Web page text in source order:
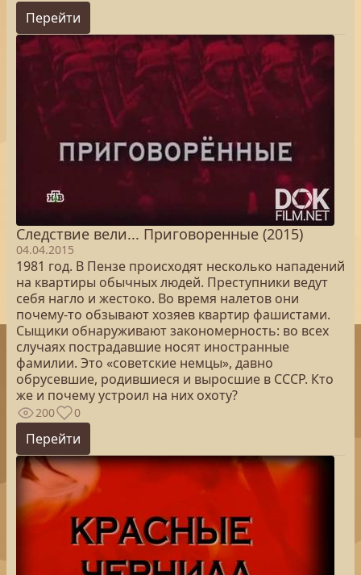
Перейти
Следствие вели... Приговоренные (2015)
04.04.2015
1981 год. В Пензе происходят несколько нападений
на квартиры обычных людей. Преступники ведут
себя нагло и жестоко. Во время налетов они
почему-то обзывают хозяев квартир фашистами.
Сыщики обнаруживают закономерность: во всех
случаях пострадавшие носят иностранные
фамилии. Это «советские немцы», давно
обрусевшие, родившиеся и выросшие в СССР. Кто
же и почему устроил на них охоту?
200 0
Перейти